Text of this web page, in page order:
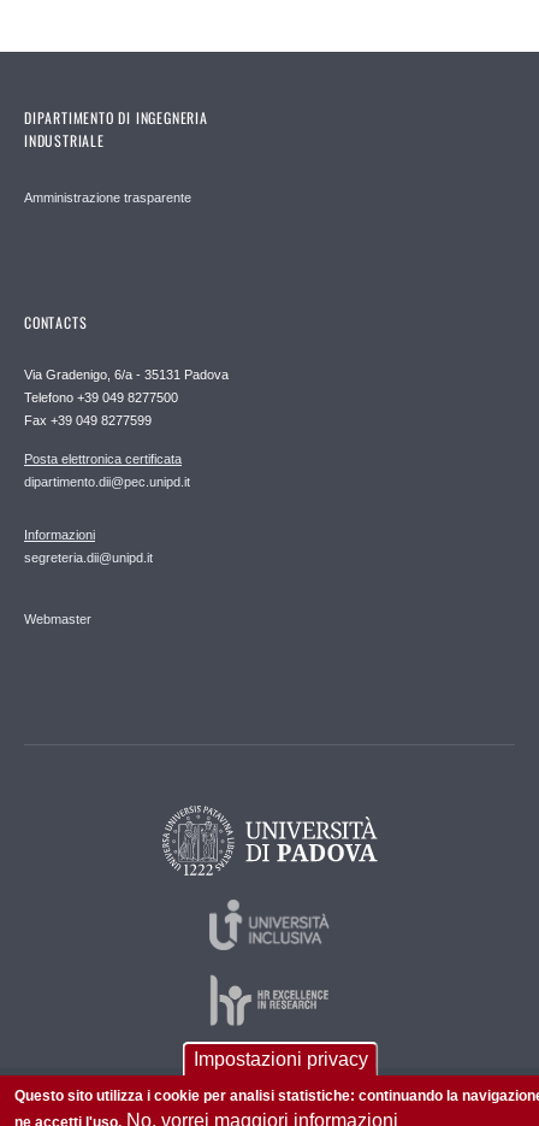
DIPARTIMENTO DI INGEGNERIA
INDUSTRIALE
Amministrazione trasparente
CONTACTS
Via Gradenigo, 6/a - 35131 Padova
Telefono +39 049 8277500
Fax +39 049 8277599
Posta elettronica certificata
dipartimento.dii@pec.unipd.it
Informazioni
segreteria.dii@unipd.it
Webmaster
© 2026 Università di Padova - Tutti i diritti riservati
Impostazioni privacy
Questo sito utilizza i cookie per analisi statistiche: continuando la
ne accetti l'uso. No, vorrei maggiori informazioni